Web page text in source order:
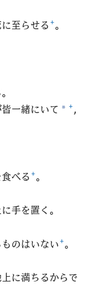
至らせる+。
一緒にいて * +，
べる+。
手を置く。
のはいない+。
に満ちるからで